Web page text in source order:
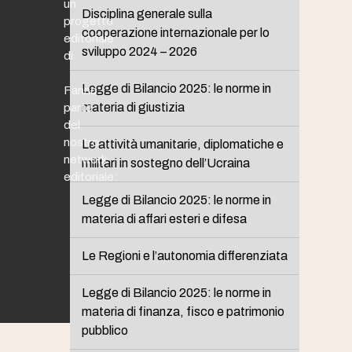
Disciplina generale sulla
cooperazione internazionale per lo
sviluppo 2024 – 2026
Legge di Bilancio 2025: le norme in
materia di giustizia
Le attività umanitarie, diplomatiche e
militari in sostegno dell’Ucraina
Legge di Bilancio 2025: le norme in
materia di affari esteri e difesa
Le Regioni e l’autonomia differenziata
Legge di Bilancio 2025: le norme in
materia di finanza, fisco e patrimonio
pubblico
un
progetto
editoriale
di
Fanno
parte
del
nostro
network
editoriale: